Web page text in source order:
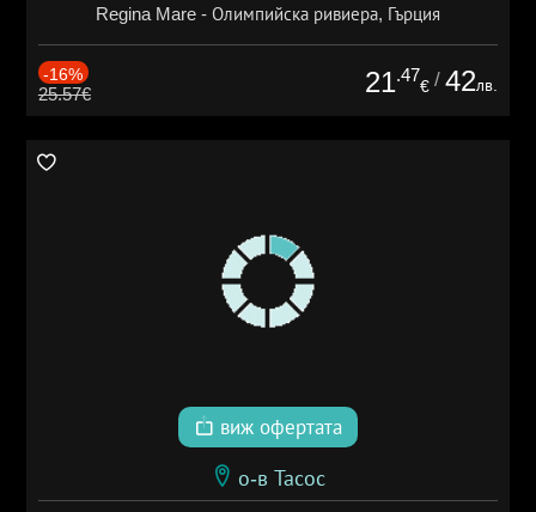
Regina Mare - Олимпийска ривиера, Гърция
-16%
25.57€ 21.47
€ / 42лв.
виж офертата
о-в Тасос